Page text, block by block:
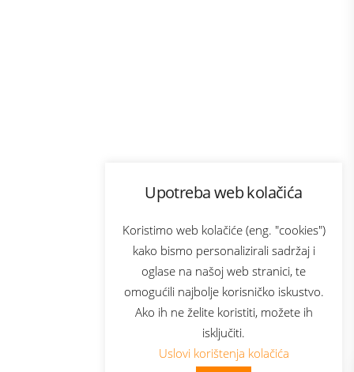
Upotreba web kolačića
Koristimo web kolačiće (eng. "cookies")
kako bismo personalizirali sadržaj i
oglase na našoj web stranici, te
omogućili najbolje korisničko iskustvo.
Ako ih ne želite koristiti, možete ih
isključiti.
Uslovi korištenja kolačića
Bonus plus
Prijava za newsletter